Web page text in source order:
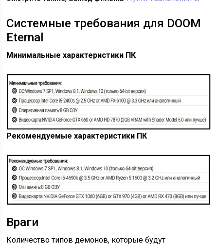
Системные требования для DOOM
Eternal
Минимальные характеристики ПК
Рекомендуемые характеристики ПК
Враги
Количество типов демонов, которые будут